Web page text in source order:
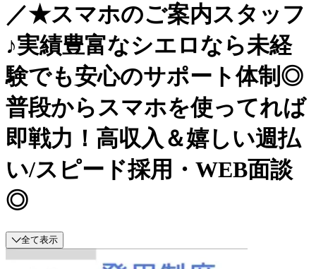
／★スマホのご案内スタッフ
♪実績豊富なシエロなら未経
験でも安心のサポート体制◎
普段からスマホを使ってれば
即戦力！高収入＆嬉しい週払
い/スピード採用・WEB面談
◎
全て表示